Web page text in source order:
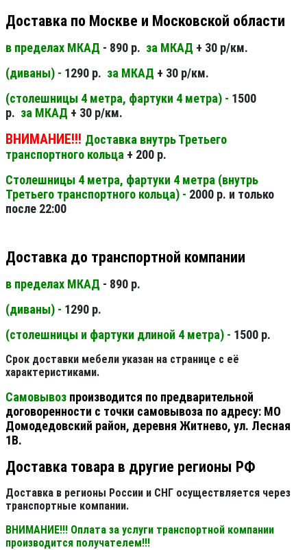
Доставка по Москве и Московской области
в пределах МКАД - 890 р. за МКАД + 30 р/км.
(диваны) - 1290 р. за МКАД + 30 р/км.
(столешницы 4 метра, фартуки 4 метра) - 1500
р. за МКАД + 30 р/км.
ВНИМАНИЕ!!! Доставка внутрь Третьего
транспортного кольца + 200 р.
Столешницы 4 метра, фартуки 4 метра (внутрь
Третьего транспортного кольца) - 2000 р. и только
после 22:00
Доставка до транспортной компании
в пределах МКАД - 890 р.
(диваны) - 1290 р.
(столешницы и фартуки длиной 4 метра) - 1500 р.
Срок доставки мебели указан на странице с её
характеристиками.
Самовывоз производится по предварительной
договоренности с точки самовывоза по адресу: МО
Домодедовский район, деревня Житнево, ул. Лесная
1В.
Доставка товара в другие регионы РФ
Доставка в регионы России и СНГ осуществляется через
транспортные компании.
ВНИМАНИЕ!!! Оплата за услуги транспортной компании
производится получателем!!!